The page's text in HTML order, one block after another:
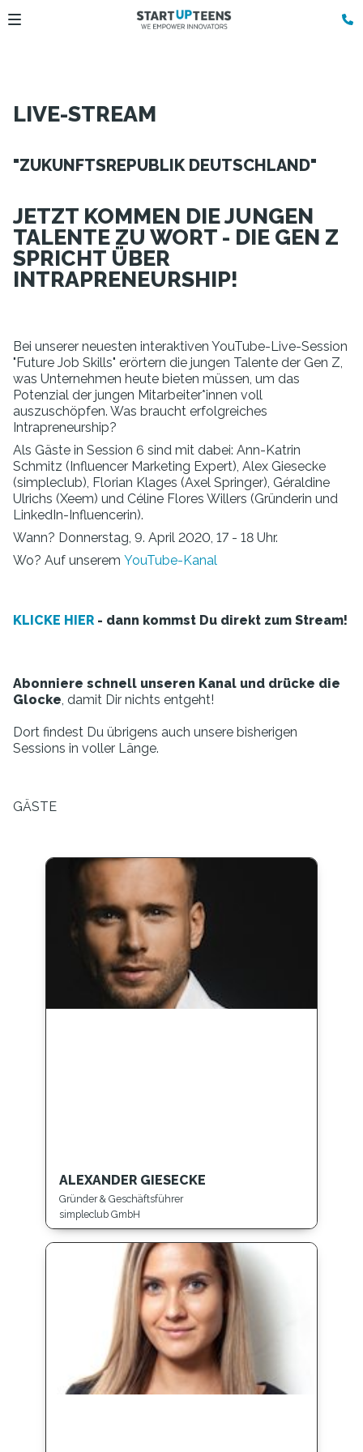
LIVE-STREAM
"ZUKUNFTSREPUBLIK DEUTSCHLAND"
JETZT KOMMEN DIE JUNGEN
TALENTE ZU WORT - DIE GEN Z
SPRICHT ÜBER
INTRAPRENEURSHIP!
Bei unserer neuesten interaktiven YouTube-Live-Session
"Future Job Skills" erörtern die jungen Talente der Gen Z,
was Unternehmen heute bieten müssen, um das
Potenzial der jungen Mitarbeiter*innen voll
auszuschöpfen. Was braucht erfolgreiches
Intrapreneurship?
Als Gäste in Session 6 sind mit dabei: Ann-Katrin
Schmitz (Influencer Marketing Expert), Alex Giesecke
(simpleclub), Florian Klages (Axel Springer), Géraldine
Ulrichs (Xeem) und Céline Flores Willers (Gründerin und
LinkedIn-Influencerin).
Wann? Donnerstag, 9. April 2020, 17 - 18 Uhr.
Wo? Auf unserem YouTube-Kanal
KLICKE HIER - dann kommst Du direkt zum Stream!
Abonniere schnell unseren Kanal und drücke die
Glocke, damit Dir nichts entgeht!
Dort findest Du übrigens auch unsere bisherigen
Sessions in voller Länge.
GÄSTE
ALEXANDER GIESECKE
Gründer & Geschäftsführer
simpleclub GmbH